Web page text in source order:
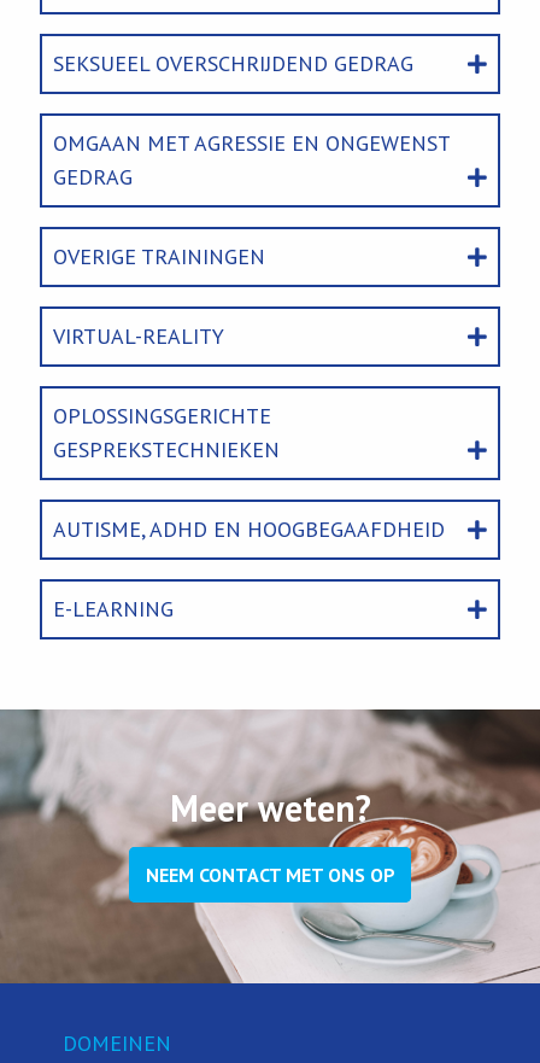
SEKSUEEL OVERSCHRIJDEND GEDRAG
OMGAAN MET AGRESSIE EN ONGEWENST
GEDRAG
OVERIGE TRAININGEN
VIRTUAL-REALITY
OPLOSSINGSGERICHTE
GESPREKSTECHNIEKEN
AUTISME, ADHD EN HOOGBEGAAFDHEID
E-LEARNING
Meer weten?
NEEM CONTACT MET ONS OP
DOMEINEN